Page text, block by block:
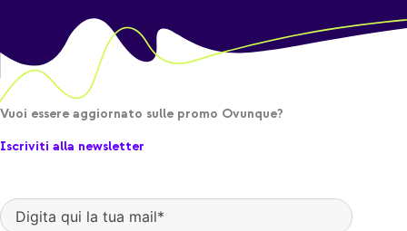
Vuoi essere aggiornato sulle promo Ovunque?
Iscriviti alla newsletter